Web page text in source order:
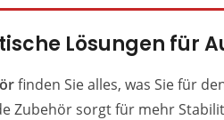
Lösungen für
finden Sie alles, was Sie für
Zubehör sorgt für mehr